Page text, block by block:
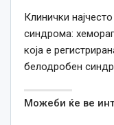
Клинички
синдрома:
која е
белодробен
Можеби ќе ве